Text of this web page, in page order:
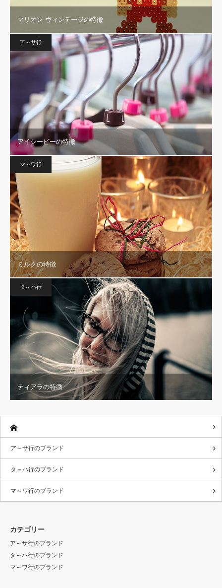
マリオン ヴィンテージの特徴
ア～サ行
アイシービーの特徴
マ～ワ行
ミルクの特徴
タ～ハ行
ティアラの特徴
ア～サ行のブランド
タ～ハ行のブランド
マ～ワ行のブランド
カテゴリー
ア～サ行のブランド
タ～ハ行のブランド
マ～ワ行のブランド